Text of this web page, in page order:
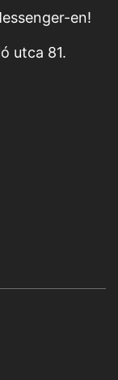
en!
utca 81.